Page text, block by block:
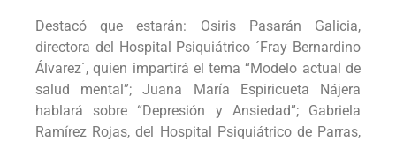
Destacó que estarán: Osiris Pasarán Galicia,
directora del Hospital Psiquiátrico ´Fray Bernardino
Álvarez´, quien impartirá el tema “Modelo actual de
salud mental”; Juana María Espiricueta Nájera
hablará sobre “Depresión y Ansiedad”; Gabriela
Ramírez Rojas, del Hospital Psiquiátrico de Parras,